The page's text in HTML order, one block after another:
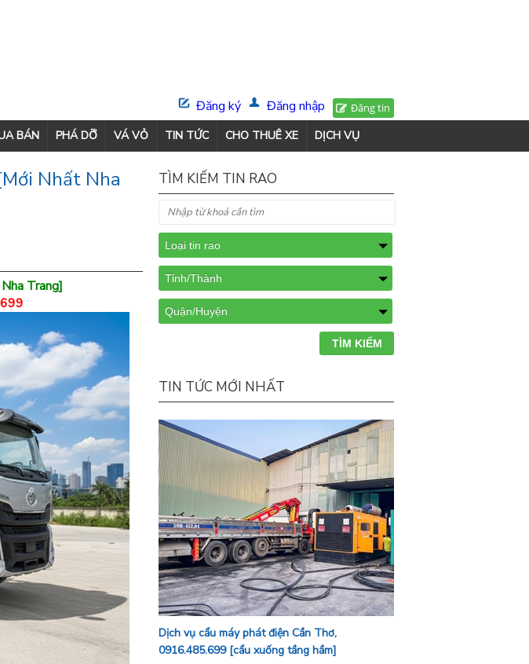
Đăng tin
Đăng nhập
Đăng ký
BÁN PHÁ DỠ VÁ VỎ TIN TỨC CHO THUÊ XE DỊCH VỤ
Nhất Nha
Trang]
TÌM KIẾM TIN RAO
TIN TỨC MỚI NHẤT
Dịch vụ cẩu máy phát điện Cần Thơ,
0916.485.699 [cẩu xuống tầng hầm]